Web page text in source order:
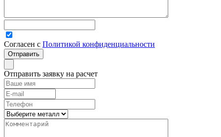
Согласен с Политикой конфиденциальности
Отправить заявку на расчет